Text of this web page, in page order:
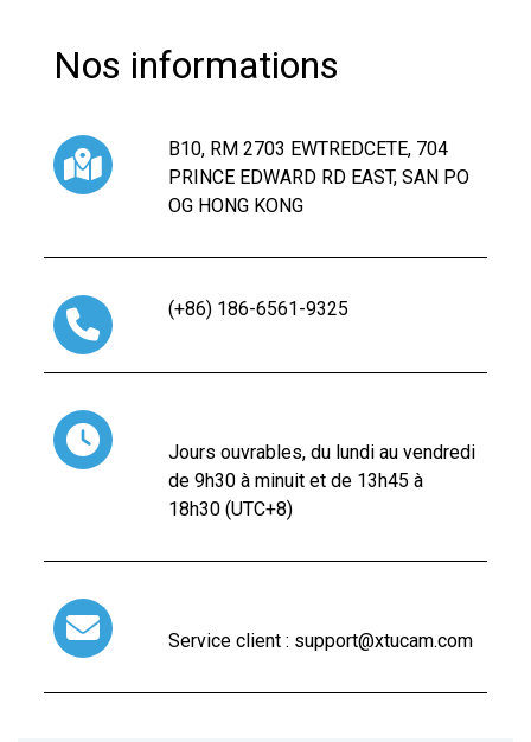
Nos informations
B10, RM 2703 EWTREDCETE, 704
PRINCE EDWARD RD EAST, SAN PO
OG HONG KONG
(+86) 186-6561-9325
Jours ouvrables, du lundi au vendredi
de 9h30 à minuit et de 13h45 à
18h30 (UTC+8)
Service client : support@xtucam.com